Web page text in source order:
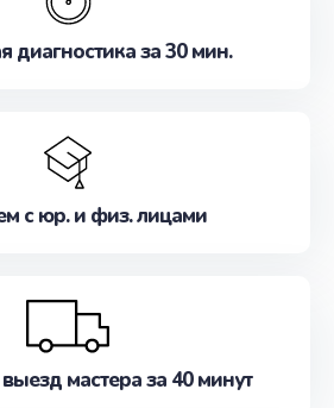
диагностика за 30 мин.
с юр. и физ. лицами
мастера за 40 минут